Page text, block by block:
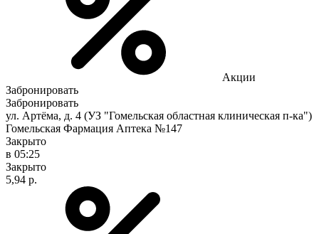
Акции
Забронировать
Забронировать
ул. Артёма, д. 4 (УЗ "Гомельская областная клиническая п-ка")
Гомельская Фармация Аптека №147
Закрыто
в 05:25
Закрыто
5,94 р.